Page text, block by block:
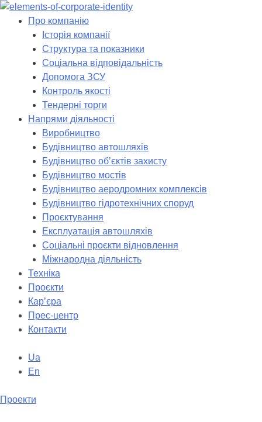
Skip
Про компанію
Історія компанії
Структура та показники
Соціальна відповідальність
Допомога ЗСУ
Контроль якості
Тендерні торги
Напрями діяльності
Виробництво
Будівництво автошляхів
Будівництво обʼєктів захисту
Будівництво мостів
Будівництво аеродромних комплексів
Будівництво гідротехнічних споруд
Проєктування
Експлуатація автошляхів
Соціальні проєкти відновлення
Міжнародна діяльність
Техніка
Проєкти
Кар’єра
Прес-центр
Контакти
Ua
En
Проекти